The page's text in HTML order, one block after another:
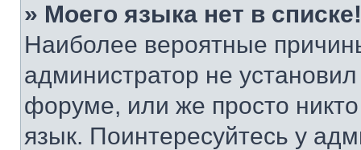
» Моего языка нет в списке!
Наиболее вероятные
администратор не
форуме, или же просто
язык. Поинтересуйтесь у